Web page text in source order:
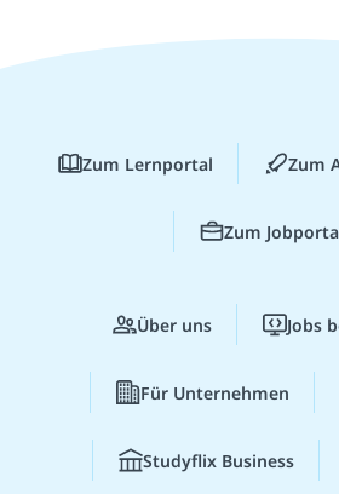
Zum Lernportal Zum
Zum
Über uns Jobs
Für Unternehmen
Studyflix Business